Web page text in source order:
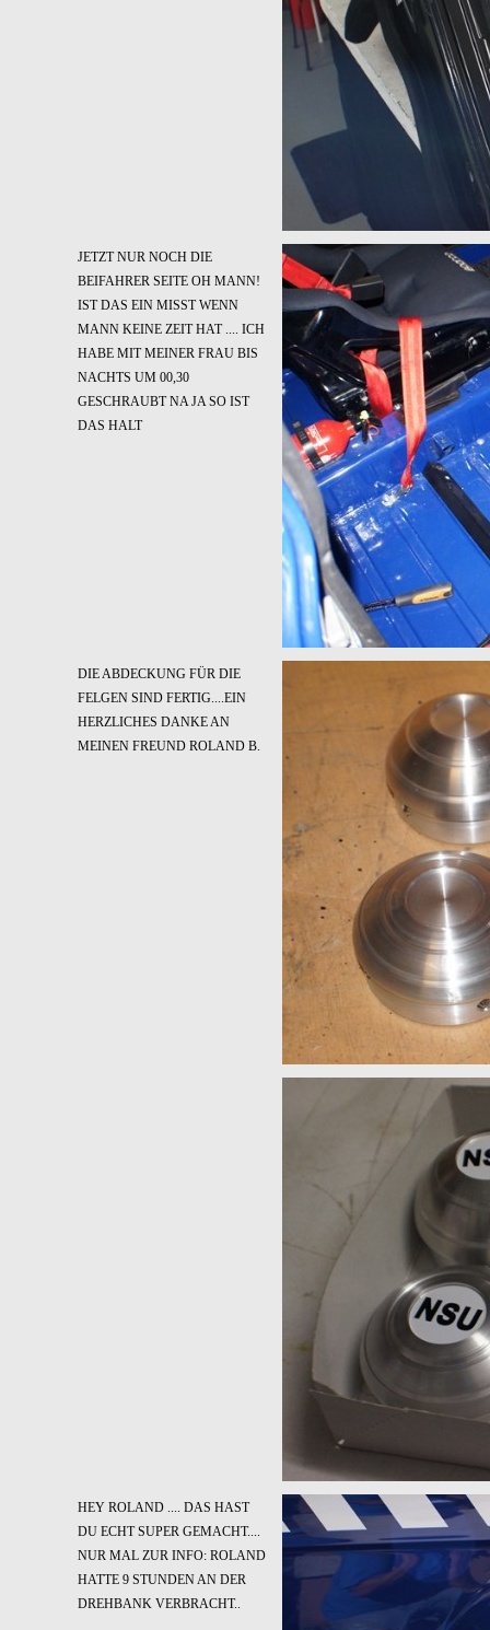
JETZT NUR NOCH DIE
BEIFAHRER SEITE OH MANN!
IST DAS EIN MISST WENN
MANN KEINE ZEIT HAT .... ICH
HABE MIT MEINER FRAU BIS
NACHTS UM 00,30
GESCHRAUBT NA JA SO IST
DAS HALT
DIE ABDECKUNG FÜR DIE
FELGEN SIND FERTIG....EIN
HERZLICHES DANKE AN
MEINEN FREUND ROLAND B.
HEY ROLAND .... DAS HAST
DU ECHT SUPER GEMACHT....
NUR MAL ZUR INFO: ROLAND
HATTE 9 STUNDEN AN DER
DREHBANK VERBRACHT..